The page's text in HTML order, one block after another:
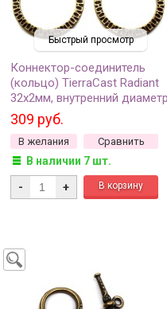
Быстрый просмотр
Коннектор-соединитель
(кольцо) TierraCast Radiant
32х2мм, внутренний диаметр
25мм, цвет латунь, 94-3112-
27, 1шт
309 руб.
В желания Сравнить
В наличии 7 шт.
- +